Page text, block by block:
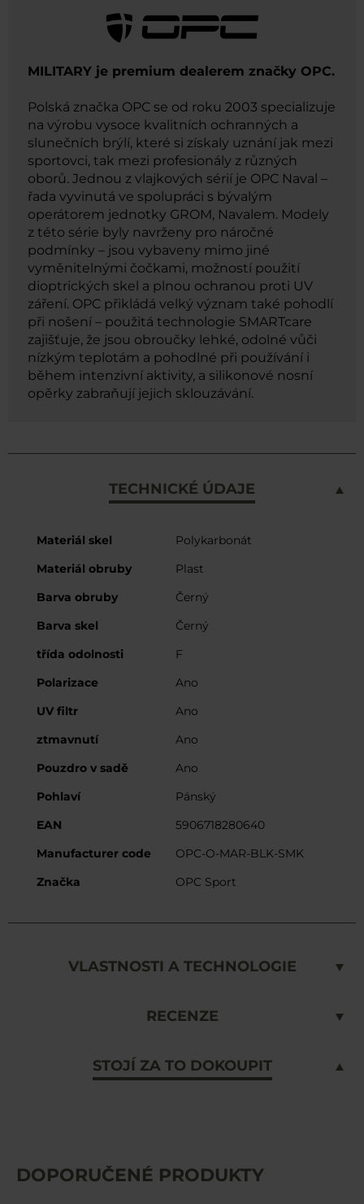
MILITARY je premium dealerem značky OPC.
Polská značka OPC se od roku 2003 specializuje
na výrobu vysoce kvalitních ochranných a
slunečních brýlí, které si získaly uznání jak mezi
sportovci, tak mezi profesionály z různých
oborů. Jednou z vlajkových sérií je OPC Naval –
řada vyvinutá ve spolupráci s bývalým
operátorem jednotky GROM, Navalem. Modely
z této série byly navrženy pro náročné
podmínky – jsou vybaveny mimo jiné
vyměnitelnými čočkami, možností použití
dioptrických skel a plnou ochranou proti UV
záření. OPC přikládá velký význam také pohodlí
při nošení – použitá technologie SMARTcare
zajišťuje, že jsou obroučky lehké, odolné vůči
nízkým teplotám a pohodlné při používání i
během intenzivní aktivity, a silikonové nosní
opěrky zabraňují jejich sklouzávání.
TECHNICKÉ ÚDAJE
Více
Materiál skel
Polykarbonát
Materiál obruby
Plast
Barva obruby
Černý
Barva skel
Černý
třída odolnosti
F
Polarizace
Ano
UV filtr
Ano
ztmavnutí
Ano
Pouzdro v sadě
Ano
Pohlaví
Pánský
EAN
5906718280640
Manufacturer code
OPC-O-MAR-BLK-SMK
Značka
OPC Sport
VLASTNOSTI A TECHNOLOGIE
RECENZE
STOJÍ ZA TO DOKOUPIT
DOPORUČENÉ PRODUKTY